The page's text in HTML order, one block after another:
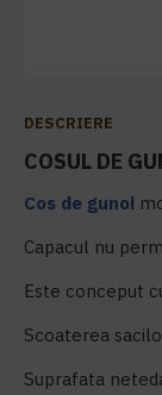
DESCRIERE
COSUL DE
Cos de gunoi
Capacul nu
Este conceput
Scoaterea
Suprafata